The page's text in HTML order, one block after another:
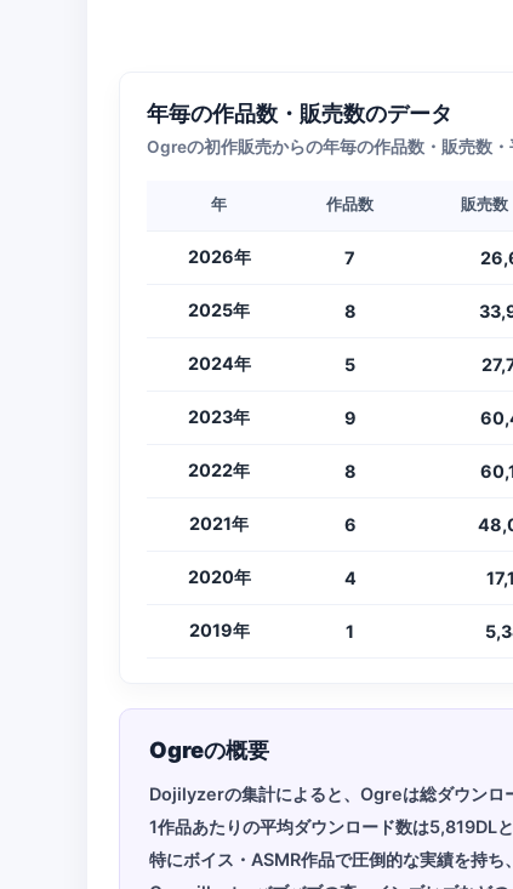
年毎の作品数・販売数のデータ
Ogreの初作販売からの年毎の作品数・販売数
年 作品数 販売数
2026年 7
2025年 8
2024年 5
2023年 9
2022年 8
2021年 6
2020年 4
2019年 1
Ogreの概要
Dojilyzerの集計によると、Ogreは総ダウンロ
1作品あたりの平均ダウンロード数は5,819DL
特にボイス・ASMR作品で圧倒的な実績を持ち